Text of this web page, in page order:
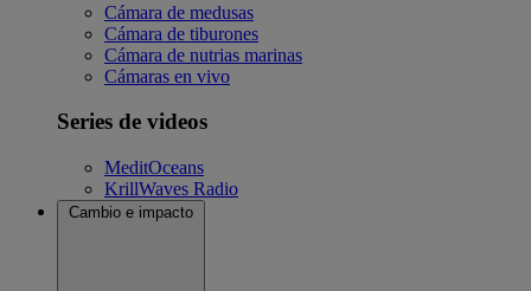
Cámara de medusas
Cámara de tiburones
Cámara de nutrias marinas
Cámaras en vivo
Series de videos
MeditOceans
KrillWaves Radio
Cambio e impacto